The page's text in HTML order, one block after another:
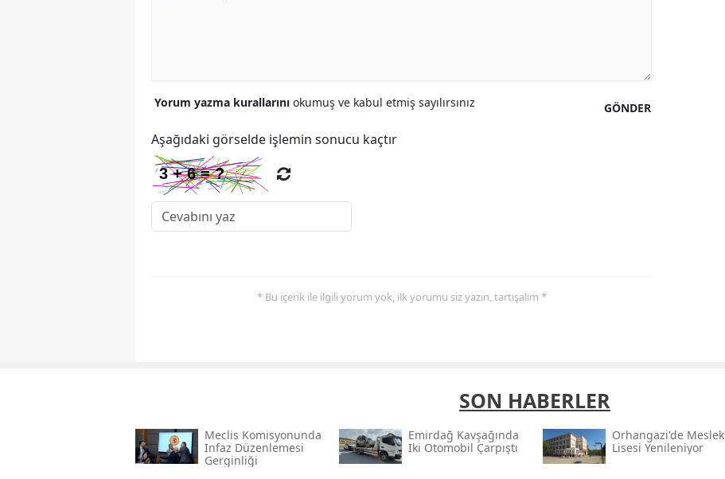
GÖNDER
Yorum yazma kurallarını okumuş ve kabul etmiş sayılırsınız
Aşağıdaki görselde işlemin sonucu kaçtır
* Bu içerik ile ilgili yorum yok, ilk yorumu siz yazın, tartışalım *
SON HABERLER
Meclis Komisyonunda
Infaz Düzenlemesi
Gerginliği
Emirdağ Kavşağında
Iki Otomobil Çarpıştı
Orhangazi'de Meslek
Lisesi Yenileniyor